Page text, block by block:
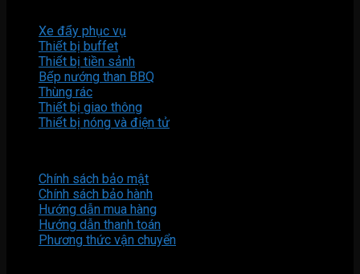
Xe đẩy phục vụ
Thiết bị buffet
Thiết bị tiền sảnh
Bếp nướng than BBQ
Thùng rác
Thiết bị giao thông
Thiết bị nóng và điện tử
Chính sách bảo mật
Chính sách bảo hành
Hướng dẫn mua hàng
Hướng dẫn thanh toán
Phương thức vận chuyển